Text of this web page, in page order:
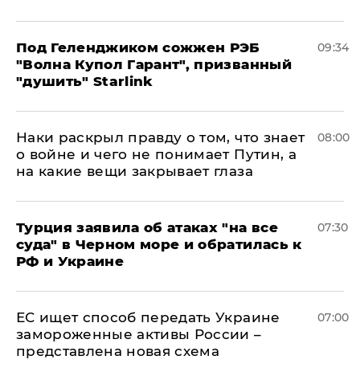
Под Геленджиком сожжен РЭБ
"Волна Купол Гарант", призванный
"душить" Starlink
09:34
Наки раскрыл правду о том, что знает
о войне и чего не понимает Путин, а
на какие вещи закрывает глаза
08:00
Турция заявила об атаках "на все
суда" в Черном море и обратилась к
РФ и Украине
07:30
ЕС ищет способ передать Украине
замороженные активы России –
представлена новая схема
07:00